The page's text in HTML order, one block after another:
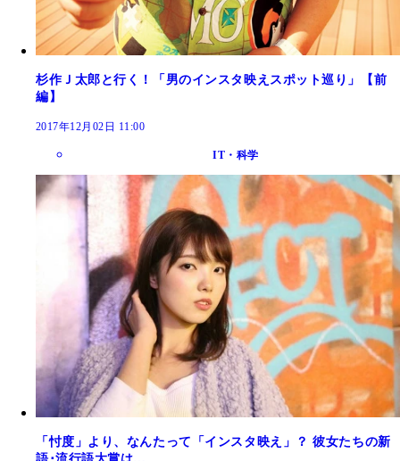
杉作Ｊ太郎と行く！「男のインスタ映えスポット巡り」【前
編】
2017年12月02日 11:00
IT・科学
「忖度」より、なんたって「インスタ映え」？ 彼女たちの新